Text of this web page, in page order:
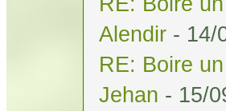
Alendir - 14/
RE: Boire
Jehan - 15/